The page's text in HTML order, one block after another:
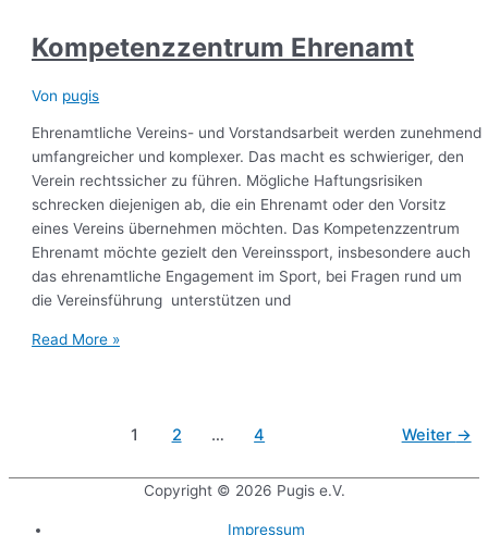
Kompetenzzentrum Ehrenamt
Von pugis
Ehrenamtliche Vereins- und Vorstandsarbeit werden zunehmend
umfangreicher und komplexer. Das macht es schwieriger, den
Verein rechtssicher zu führen. Mögliche Haftungsrisiken
schrecken diejenigen ab, die ein Ehrenamt oder den Vorsitz
eines Vereins übernehmen möchten. Das Kompetenzzentrum
Ehrenamt möchte gezielt den Vereinssport, insbesondere auch
das ehrenamtliche Engagement im Sport, bei Fragen rund um
die Vereinsführung unterstützen und
Read More »
1 2 … 4 Weiter →
Copyright © 2026 Pugis e.V.
Impressum